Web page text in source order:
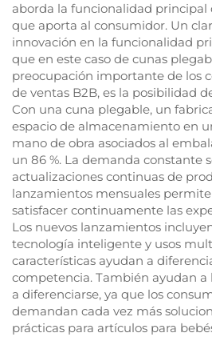
aborda la funcionalidad principal
que aporta al consumidor. Un
innovación en la funcionalidad
que en este caso de cunas
preocupación importante de los
de ventas B2B, es la posibilidad
Con una cuna plegable, un
espacio de almacenamiento en
mano de obra asociados al
un 86 %. La demanda constante
actualizaciones continuas de
lanzamientos mensuales
satisfacer continuamente las
Los nuevos lanzamientos
tecnología inteligente y usos
características ayudan a
competencia. También ayudan a
a diferenciarse, ya que los
demandan cada vez más
prácticas para artículos para